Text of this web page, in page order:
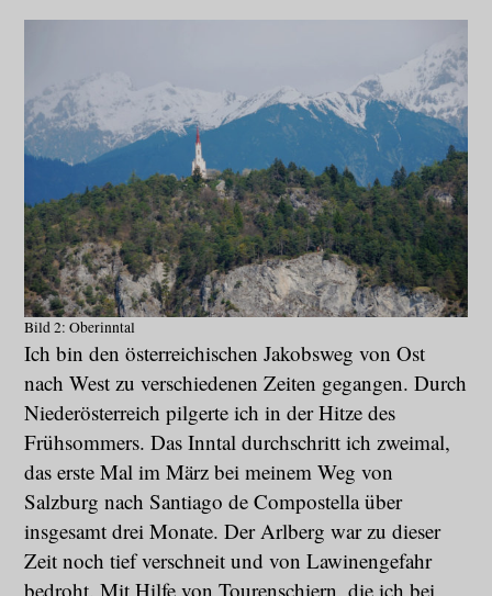
Bild 2: Oberinntal
Ich bin den österreichischen Jakobsweg von Ost
nach West zu verschiedenen Zeiten gegangen. Durch
Niederösterreich pilgerte ich in der Hitze des
Frühsommers. Das Inntal durchschritt ich zweimal,
das erste Mal im März bei meinem Weg von
Salzburg nach Santiago de Compostella über
insgesamt drei Monate. Der Arlberg war zu dieser
Zeit noch tief verschneit und von Lawinengefahr
bedroht. Mit Hilfe von Tourenschiern, die ich bei